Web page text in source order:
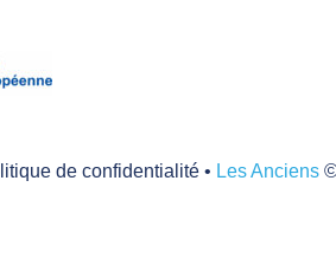
de confidentialité • Les Anciens